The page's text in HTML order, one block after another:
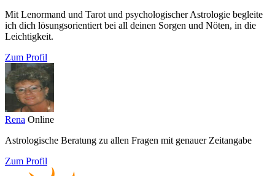
Mit Lenormand und Tarot und psychologischer Astrologie begleite
ich dich lösungsorientiert bei all deinen Sorgen und Nöten, in die
Leichtigkeit.
Zum Profil
Rena Online
Astrologische Beratung zu allen Fragen mit genauer Zeitangabe
Zum Profil